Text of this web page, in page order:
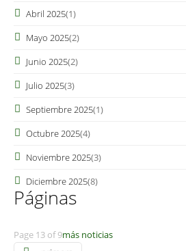
Abril 2025(1)
Mayo 2025(2)
Junio 2025(2)
Julio 2025(3)
Septiembre 2025(1)
Octubre 2025(4)
Noviembre 2025(3)
Diciembre 2025(8)
Páginas
Page 13 of 9más noticias